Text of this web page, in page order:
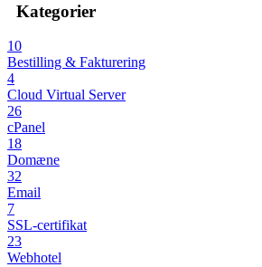
Kategorier
10
Bestilling & Fakturering
4
Cloud Virtual Server
26
cPanel
18
Domæne
32
Email
7
SSL-certifikat
23
Webhotel